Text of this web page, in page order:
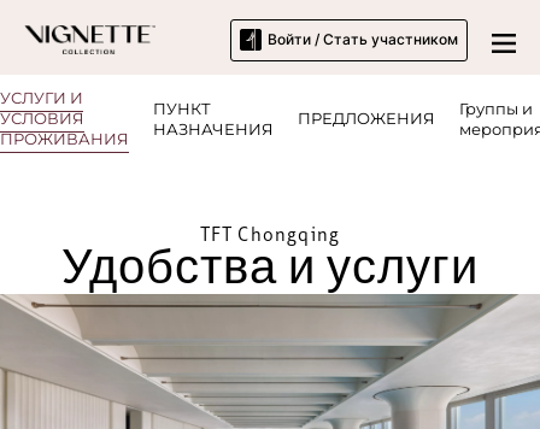
Войти / Стать участником
УСЛУГИ И
УСЛОВИЯ
ПРОЖИВАНИЯ
ПУНКТ
НАЗНАЧЕНИЯ
ПРЕДЛОЖЕНИЯ
Группы и
TFT Chongqing
Удобства и услуги